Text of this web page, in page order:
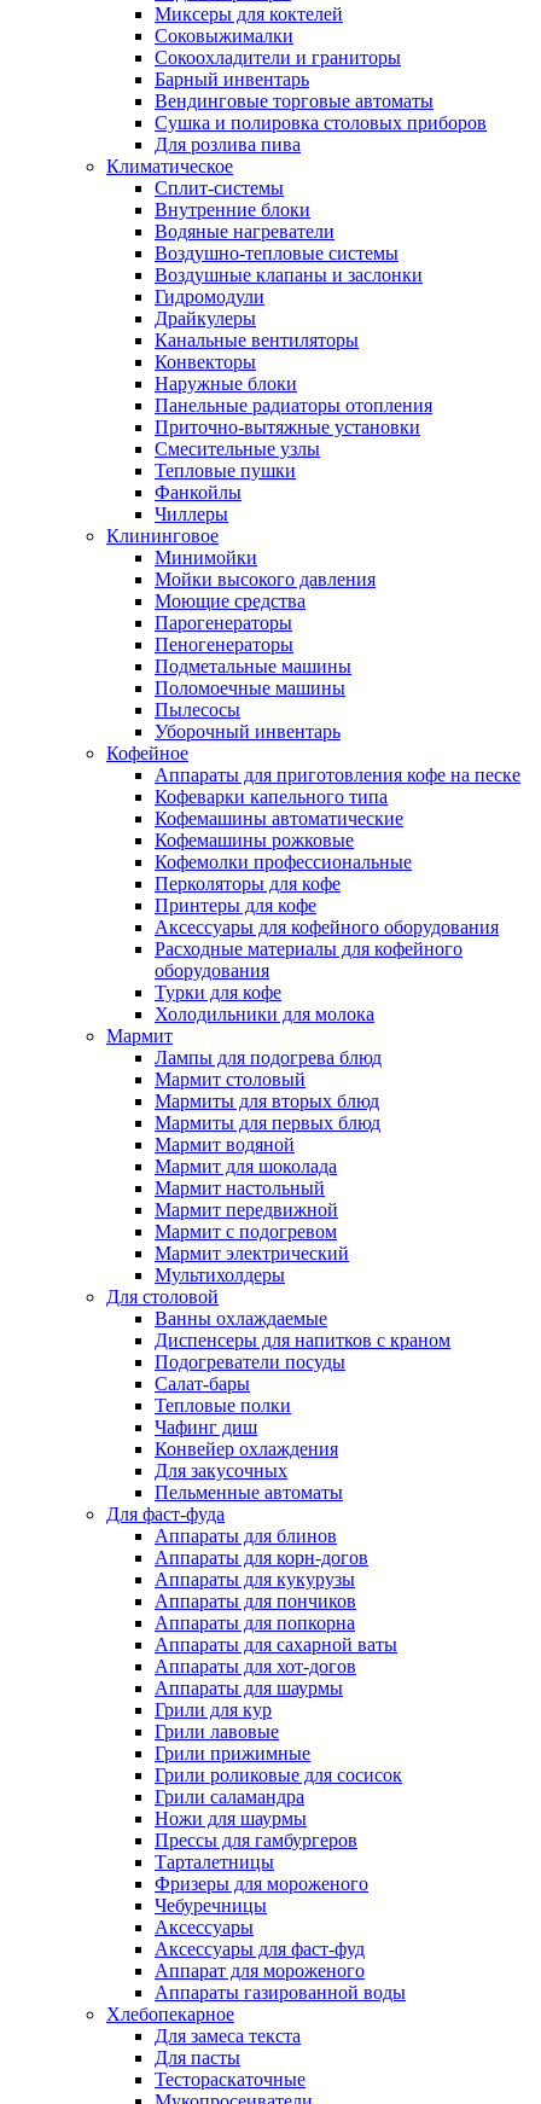
Миксеры для коктелей
Соковыжималки
Сокоохладители и граниторы
Барный инвентарь
Вендинговые торговые автоматы
Сушка и полировка столовых приборов
Для розлива пива
Климатическое
Сплит-системы
Внутренние блоки
Водяные нагреватели
Воздушно-тепловые системы
Воздушные клапаны и заслонки
Гидромодули
Драйкулеры
Канальные вентиляторы
Конвекторы
Наружные блоки
Панельные радиаторы отопления
Приточно-вытяжные установки
Смесительные узлы
Тепловые пушки
Фанкойлы
Чиллеры
Клининговое
Минимойки
Мойки высокого давления
Моющие средства
Парогенераторы
Пеногенераторы
Подметальные машины
Поломоечные машины
Пылесосы
Уборочный инвентарь
Кофейное
Аппараты для приготовления кофе на песке
Кофеварки капельного типа
Кофемашины автоматические
Кофемашины рожковые
Кофемолки профессиональные
Перколяторы для кофе
Принтеры для кофе
Аксессуары для кофейного оборудования
Расходные материалы для кофейного
оборудования
Турки для кофе
Холодильники для молока
Мармит
Лампы для подогрева блюд
Мармит столовый
Мармиты для вторых блюд
Мармиты для первых блюд
Мармит водяной
Мармит для шоколада
Мармит настольный
Мармит передвижной
Мармит с подогревом
Мармит электрический
Мультихолдеры
Для столовой
Ванны охлаждаемые
Диспенсеры для напитков с краном
Подогреватели посуды
Салат-бары
Тепловые полки
Чафинг диш
Конвейер охлаждения
Для закусочных
Пельменные автоматы
Для фаст-фуда
Аппараты для блинов
Аппараты для корн-догов
Аппараты для кукурузы
Аппараты для пончиков
Аппараты для попкорна
Аппараты для сахарной ваты
Аппараты для хот-догов
Аппараты для шаурмы
Грили для кур
Грили лавовые
Грили прижимные
Грили роликовые для сосисок
Грили саламандра
Ножи для шаурмы
Прессы для гамбургеров
Тарталетницы
Фризеры для мороженого
Чебуречницы
Аксессуары
Аксессуары для фаст-фуд
Аппарат для мороженого
Аппараты газированной воды
Хлебопекарное
Для замеса текста
Для пасты
Тестораскаточные